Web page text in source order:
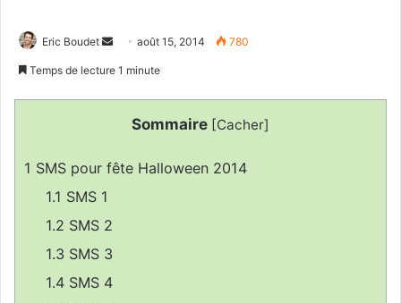
Eric Boudet
r
août 15, 2014 780
Temps de lecture 1 minute
Sommaire [Cacher]
1 SMS pour fête Halloween 2014
1.1 SMS 1
1.2 SMS 2
1.3 SMS 3
1.4 SMS 4